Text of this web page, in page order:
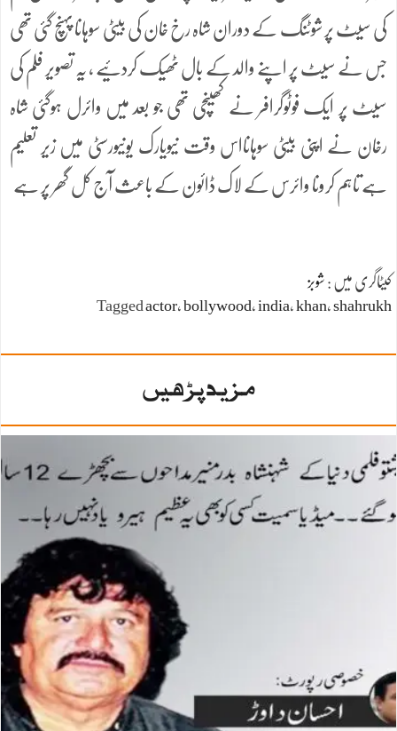
کی سیٹ پر شوٹنگ کے دوران شاہ رخ خان کی بیٹی سوہانا پہنچ گئی تھی
جس نے سیٹ پر اپنے والد کے بال ٹھیک کردئیے ، یہ تصویر فلم کی
سیٹ پر ایک فوٹوگرافر نے کھینچی تھی جو بعد میں وائرل ہوگئی شاہ
رخان نے اپنی بیٹی سوہانااس وقت نیویارک یونیورسٹی میں زیر تعلیم
ہے تاہم کرونا وائرس کے لاک ڈائون کے باعث آج کل گھر پر ہے
کیٹاگری میں : شوبز
Tagged actor،bollywood،india،khan،shahrukh
مزید پڑھیں